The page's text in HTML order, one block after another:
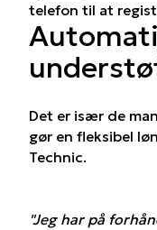
telefon til at
Det er især de
gør en fleksibel
Technic.
"Jeg har på